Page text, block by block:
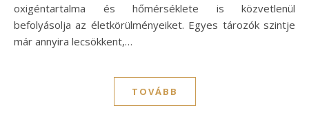
oxigéntartalma és hőmérséklete is közvetlenül
befolyásolja az életkörülményeiket. Egyes tározók szintje
már annyira lecsökkent,…
TOVÁBB